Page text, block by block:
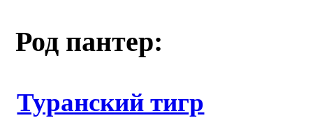
Род пантер:
Туранский тигр